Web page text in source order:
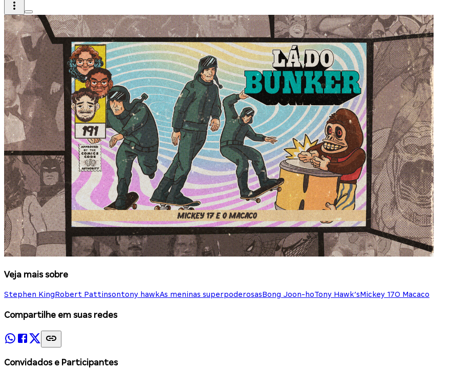
Veja mais sobre
Stephen KingRobert Pattinsontony hawkAs meninas superpoderosasBong Joon-hoTony Hawk’sMickey 17O Macaco
Compartilhe em suas redes
Convidados e Participantes